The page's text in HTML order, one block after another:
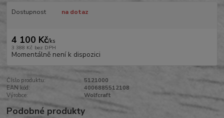
Dostupnost na dotaz
4 100 Kč/ks
3 388 Kč bez DPH
Momentálně není k dispozici
Číslo produktu:
5121000
EAN kód:
4006885512108
Výrobce:
Wolfcraft
Podobné produkty